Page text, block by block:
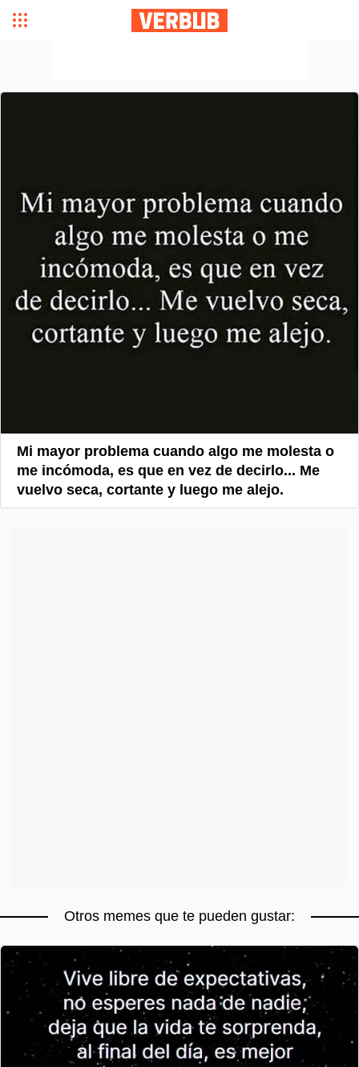
Mi mayor problema cuando algo me molesta o
me incómoda, es que en vez de decirlo... Me
vuelvo seca, cortante y luego me alejo.
Otros memes que te pueden gustar: